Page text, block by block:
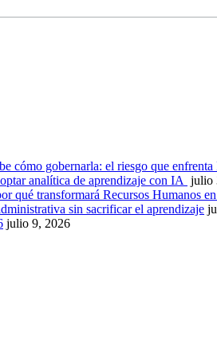
cómo gobernarla: el riesgo que
analítica de aprendizaje con IA julio
qué transformará Recursos Humanos
sin sacrificar el aprendizaje
julio 9, 2026